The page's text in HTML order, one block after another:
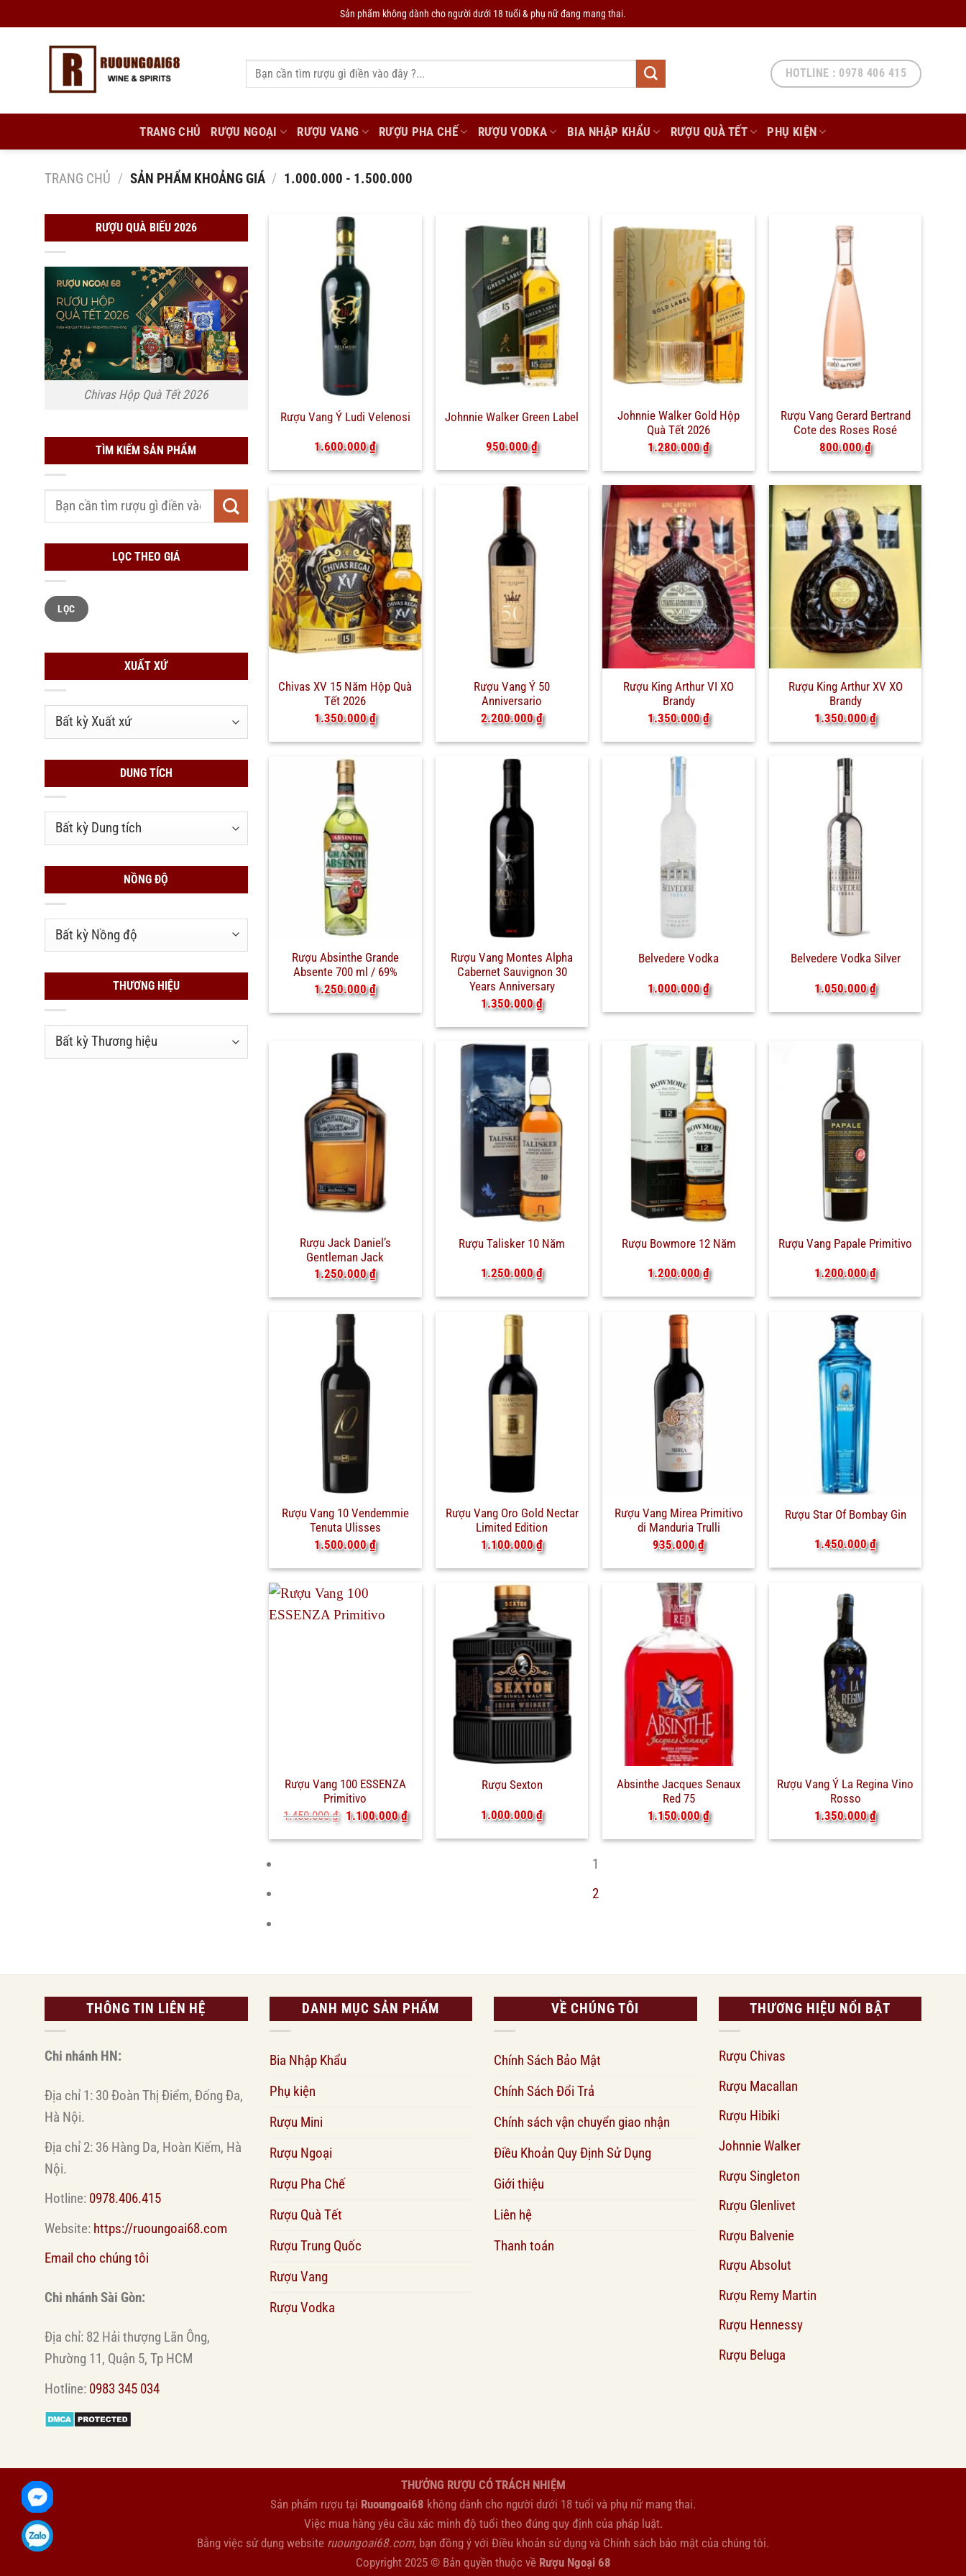
qua
Sản phẩm không dành cho người dưới 18 tuổi & phụ nữ đang mang thai.
Tìm
kiếm:
HOTLINE : 0978 406 415
TRANG CHỦ RƯỢU NGOẠI RƯỢU VANG RƯỢU PHA CHẾ RƯỢU VODKA BIA NHẬP KHẨU RƯỢU QUÀ TẾT PHỤ KIỆN
TRANG CHỦ / SẢN PHẨM KHOẢNG GIÁ / 1.000.000 - 1.500.000
RƯỢU QUÀ BIẾU 2026
Chivas Hộp Quà Tết 2026
TÌM KIẾM SẢN PHẨM
Tìm
kiếm:
LỌC THEO GIÁ
Giá
tối
thiểu
Giá
tối
đa
LỌC
XUẤT XỨ
DUNG TÍCH
NỒNG ĐỘ
THƯƠNG HIỆU
Rượu Vang Ý Ludi Velenosi
1.600.000₫
Johnnie Walker Green Label
950.000₫
Johnnie Walker Gold Hộp
Quà Tết 2026
1.280.000₫
Rượu Vang Gerard Bertrand
Cote des Roses Rosé
800.000₫
Chivas XV 15 Năm Hộp Quà
Tết 2026
1.350.000₫
Rượu Vang Ý 50
Anniversario
2.200.000₫
Rượu King Arthur VI XO
Brandy
1.350.000₫
Rượu King Arthur XV XO
Brandy
1.350.000₫
Rượu Absinthe Grande
Absente 700 ml / 69%
1.250.000₫
Rượu Vang Montes Alpha
Cabernet Sauvignon 30
Years Anniversary
1.350.000₫
Belvedere Vodka
1.000.000₫
Belvedere Vodka Silver
1.050.000₫
Rượu Jack Daniel’s
Gentleman Jack
1.250.000₫
Rượu Talisker 10 Năm
1.250.000₫
Rượu Bowmore 12 Năm
1.200.000₫
Rượu Vang Papale Primitivo
1.200.000₫
Rượu Vang 10 Vendemmie
Tenuta Ulisses
1.500.000₫
Rượu Vang Oro Gold Nectar
Limited Edition
1.100.000₫
Rượu Vang Mirea Primitivo
di Manduria Trulli
935.000₫
Rượu Star Of Bombay Gin
1.450.000₫
Rượu Vang 100 ESSENZA
Primitivo
1.450.000₫ Giá
gốc
là:
1.100.000₫Giá
hiện
tại
Rượu Sexton
1.000.000₫
Absinthe Jacques Senaux
Red 75
1.150.000₫
Rượu Vang Ý La Regina Vino
Rosso
1.350.000₫
1
2
THÔNG TIN LIÊN HỆ
Chi nhánh HN:
Địa chỉ 1: 30 Đoàn Thị Điểm, Đống Đa,
Hà Nội.
Địa chỉ 2: 36 Hàng Da, Hoàn Kiếm, Hà
Nội.
Hotline: 0978.406.415
Website: https://ruoungoai68.com
Email cho chúng tôi
Chi nhánh Sài Gòn:
Địa chỉ: 82 Hải thượng Lãn Ông,
Phường 11, Quận 5, Tp HCM
Hotline: 0983 345 034
DANH MỤC SẢN PHẨM
Bia Nhập Khẩu
Phụ kiện
Rượu Mini
Rượu Ngoại
Rượu Pha Chế
Rượu Quà Tết
Rượu Trung Quốc
Rượu Vang
Rượu Vodka
VỀ CHÚNG TÔI
Chính Sách Bảo Mật
Chính Sách Đổi Trả
Chính sách vận chuyển giao nhận
Điều Khoản Quy Định Sử Dụng
Giới thiệu
Liên hệ
Thanh toán
THƯƠNG HIỆU NỔI BẬT
Rượu Chivas
Rượu Macallan
Rượu Hibiki
Johnnie Walker
Rượu Singleton
Rượu Glenlivet
Rượu Balvenie
Rượu Absolut
Rượu Remy Martin
Rượu Hennessy
Rượu Beluga
THƯỞNG RƯỢU CÓ TRÁCH NHIỆM
Sản phẩm rượu tại Ruoungoai68 không dành cho người dưới 18 tuổi và phụ nữ mang thai.
Việc mua hàng yêu cầu xác minh độ tuổi theo đúng quy định của pháp luật.
Bằng việc sử dụng website ruoungoai68.com, bạn đồng ý với Điều khoản sử dụng và Chính sách bảo mật của chúng tôi.
Copyright 2025 © Bản quyền thuộc về Rượu Ngoại 68